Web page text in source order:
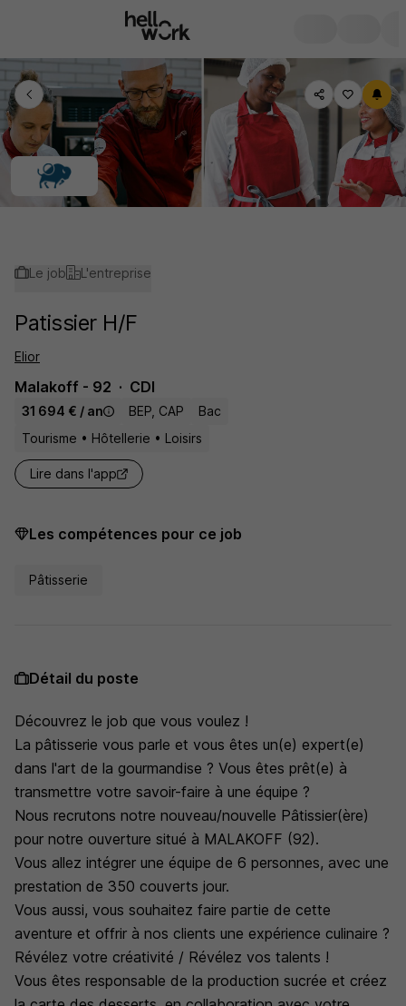
Le job L'entreprise
Patissier H/F
Elior
Malakoff - 92 CDI
31 694 € / an BEP, CAP
Bac
Tourisme • Hôtellerie • Loisirs
Lire dans l'app
Les compétences pour ce job
Pâtisserie
Détail du poste
Découvrez le job que vous voulez !
La pâtisserie vous parle et vous êtes un(e) expert(e)
dans l'art de la gourmandise ? Vous êtes prêt(e) à
transmettre votre savoir-faire à une équipe ?
Nous recrutons notre nouveau/nouvelle Pâtissier(ère)
pour notre ouverture situé à MALAKOFF (92).
Vous allez intégrer une équipe de 6 personnes, avec une
prestation de 350 couverts jour.
Vous aussi, vous souhaitez faire partie de cette
aventure et offrir à nos clients une expérience culinaire ?
Révélez votre créativité / Révélez vos talents !
Vous êtes responsable de la production sucrée et créez